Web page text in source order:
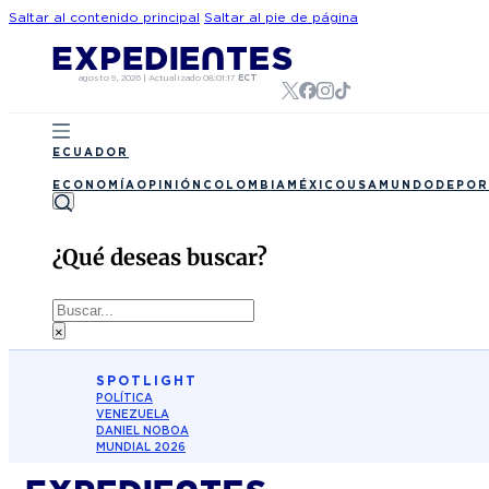
Saltar al contenido principal Saltar al pie de página
agosto 9, 2026 | Actualizado 08:01:17 ECT
ECUADOR
ECONOMÍA OPINIÓN COLOMBIA MÉXICO USA MUNDO
¿Qué deseas buscar?
Buscar
×
SPOTLIGHT
POLÍTICA
VENEZUELA
DANIEL NOBOA
MUNDIAL 2026